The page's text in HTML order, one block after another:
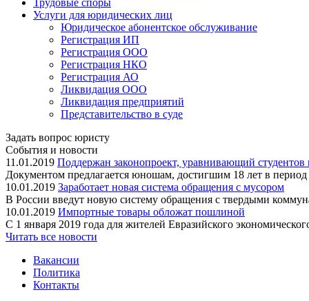
Услуги для юридических лиц
Юридическое абонентское обслуживание
Регистрация ИП
Регистрация ООО
Регистрация НКО
Регистрация АО
Ликвидация ООО
Ликвидация предприятий
Представительство в суде
Задать вопрос юристу
События и новости
11.01.2019 Поддержан законопроект, уравнивающий студентов
Документом предлагается юношам, достигшим 18 лет в
10.01.2019 Заработает новая система обращения с мусором
В России введут новую систему обращения с твердыми
10.01.2019 Импортные товары обложат пошлиной
С 1 января 2019 года для жителей Евразийского
Читать все новости
Вакансии
Политика
Контакты